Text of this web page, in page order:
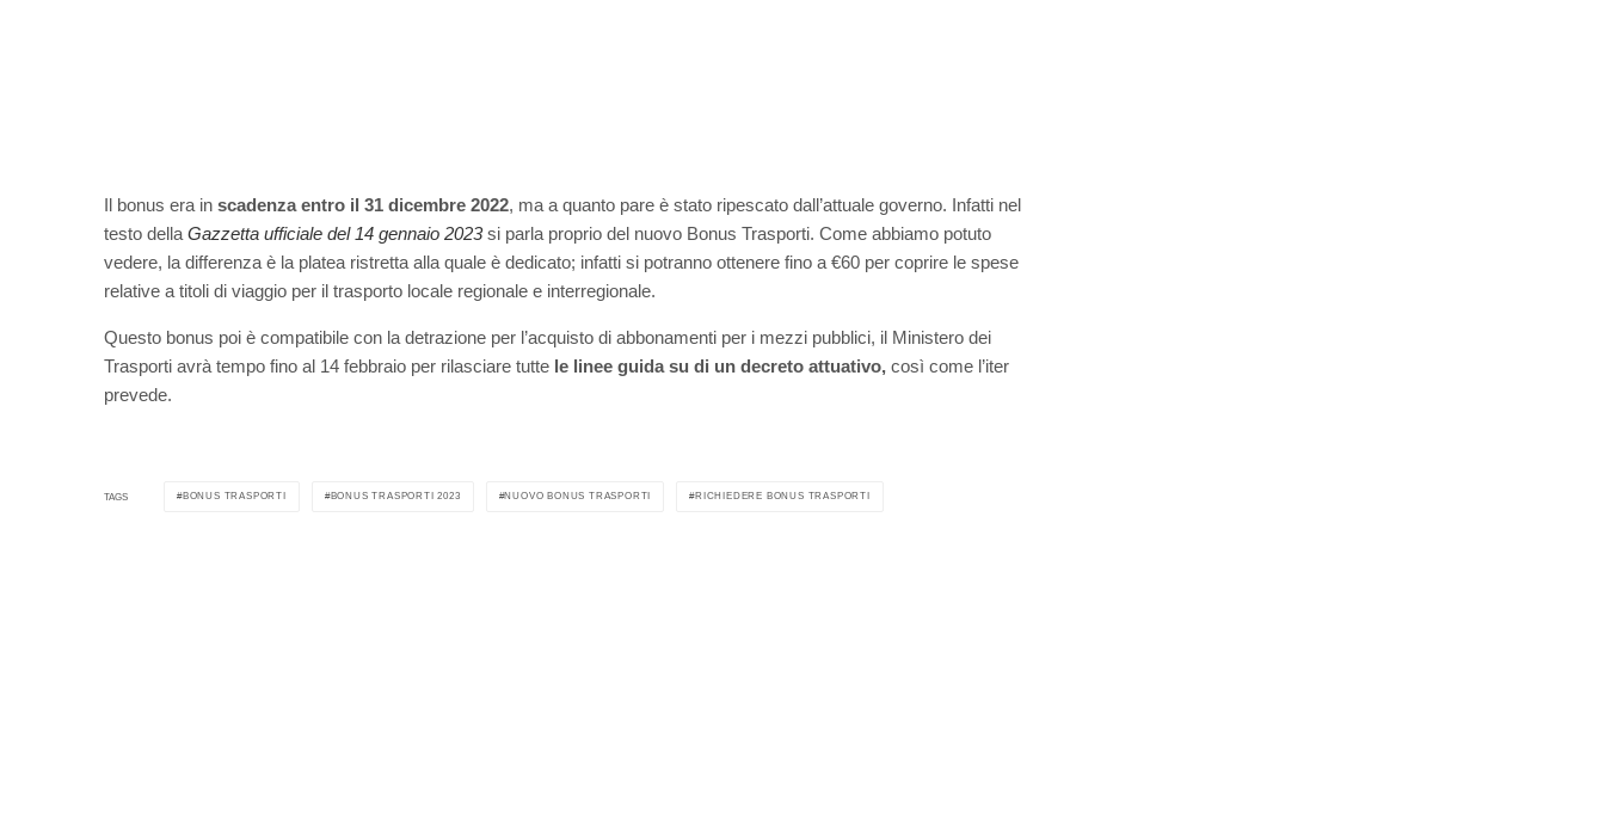
Il bonus era in scadenza entro il 31 dicembre 2022, ma a quanto pare è stato ripescato dall’attuale governo. Infatti nel
testo della Gazzetta ufficiale del 14 gennaio 2023si parla proprio del nuovo Bonus Trasporti. Come abbiamo potuto
vedere, la differenza è la platea ristretta alla quale è dedicato; infatti si potranno ottenere fino a €60 per coprire le spese
relative a titoli di viaggio per il trasporto locale regionale e interregionale.
Questo bonus poi è compatibile con la detrazione per l’acquisto di abbonamenti per i mezzi pubblici, il Ministero dei
Trasporti avrà tempo fino al 14 febbraio per rilasciare tutte le linee guida su di un decreto attuativo, così come l’iter
prevede.
TAGS BONUS TRASPORTI BONUS TRASPORTI 2023 NUOVO BONUS TRASPORTI RICHIEDERE BONUS TRASPORTI